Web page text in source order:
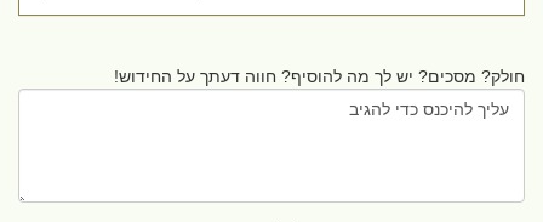
חולק? מסכים? יש לך מה להוסיף? חווה דעתך על החידוש!